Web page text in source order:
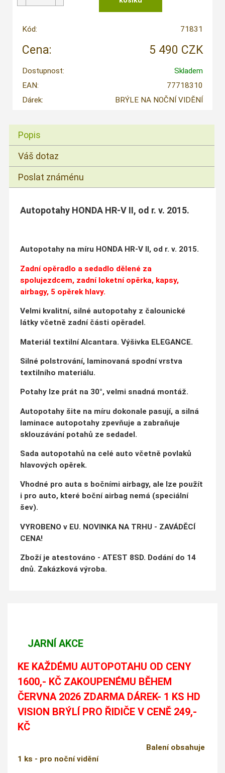
Kód: 71831
Cena: 5 490 CZK
Dostupnost:
Skladem
EAN:
77718310
Dárek:
BRÝLE NA NOČNÍ VIDĚNÍ
Popis
Váš dotaz
Poslat známénu
Autopotahy HONDA HR-V II, od r. v. 2015.
Autopotahy na míru HONDA HR-V II, od r. v. 2015.
Zadní opěradlo a sedadlo dělené za
spolujezdcem, zadní loketní opěrka, kapsy,
airbagy, 5 opěrek hlavy.
Velmi kvalitní, silné autopotahy z čalounické
látky včetně zadní části opěradel.
Materiál textilní Alcantara. Výšivka ELEGANCE.
Silné polstrování, laminovaná spodní vrstva
textilního materiálu.
Potahy lze prát na 30°, velmi snadná montáž.
Autopotahy šite na míru dokonale pasují, a silná
laminace autopotahy zpevňuje a zabraňuje
sklouzávání potahů ze sedadel.
Sada autopotahů na celé auto včetně povlaků
hlavových opěrek.
Vhodné pro auta s bočními airbagy, ale lze použít
i pro auto, které boční airbag nemá (speciální
šev).
VYROBENO v EU. NOVINKA NA TRHU - ZAVÁDĚCÍ
CENA!
Zboží je atestováno - ATEST 8SD. Dodání do 14
dnů. Zakázková výroba.
JARNÍ AKCE
KE KAŽDÉMU AUTOPOTAHU OD CENY
1600,- KČ ZAKOUPENÉMU BĚHEM
ČERVNA 2026 ZDARMA DÁREK- 1 KS HD
VISION BRÝLÍ PRO ŘIDIČE V CENĚ 249,-
KČ
Balení obsahuje
1 ks - pro noční vidění